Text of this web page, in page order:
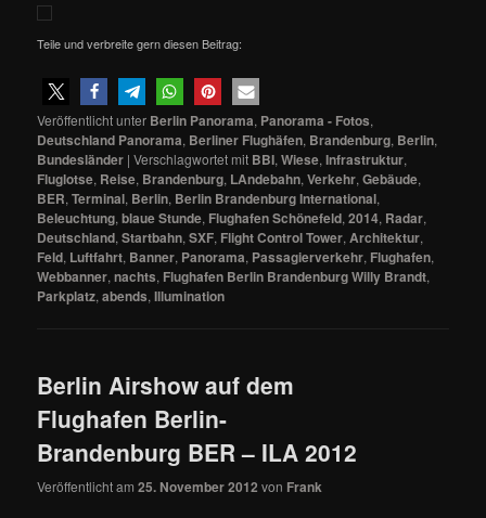
Teile und verbreite gern diesen Beitrag:
Veröffentlicht unter Berlin Panorama, Panorama - Fotos,
Deutschland Panorama, Berliner Flughäfen, Brandenburg, Berlin,
Bundesländer |Verschlagwortet mit BBI,Wiese,Infrastruktur,
Fluglotse, Reise, Brandenburg, LAndebahn,Verkehr,Gebäude,
BER,Terminal, Berlin, Berlin Brandenburg International,
Beleuchtung,blaue Stunde, Flughafen Schönefeld,2014, Radar,
Deutschland,Startbahn,SXF, Flight Control Tower, Architektur,
Feld, Luftfahrt, Banner, Panorama, Passagierverkehr, Flughafen,
Webbanner,nachts, Flughafen Berlin Brandenburg Willy Brandt,
Parkplatz,abends,Illumination
Berlin Airshow auf dem
Flughafen Berlin-
Brandenburg BER – ILA 2012
Veröffentlicht am25. November 2012 von Frank